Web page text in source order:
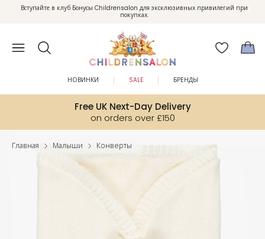
Enjoy 10% off your first order as a little welcome gift. Sign up here.
Вступайте в клуб Бонусы Childrensalon для эксклюзивных привилегий при
покупках.
Free UK Next-Day Delivery
on orders over £150
НОВИНКИ SALE БРЕНДЫ
Главная Малыши Конверты